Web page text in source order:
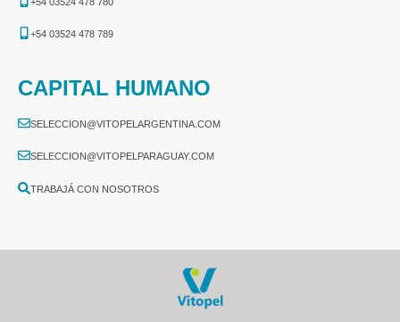
+54 03524 478 789​
CAPITAL HUMANO
SELECCION@VITOPELARGENTINA.COM
SELECCION@VITOPELPARAGUAY.COM
TRABAJÁ CON NOSOTROS